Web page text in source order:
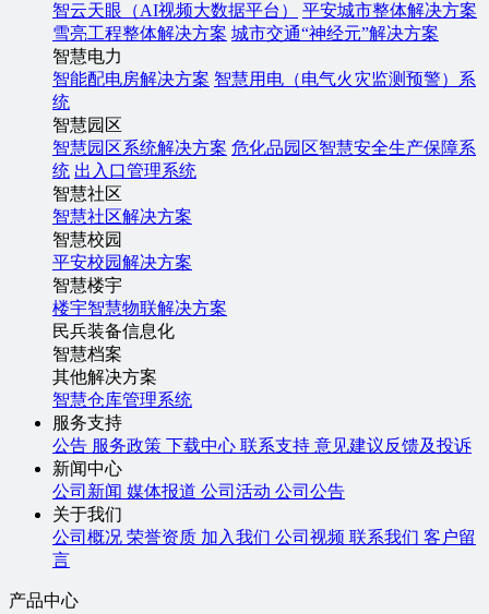
智云天眼（AI视频大数据平台）
平安城市整体解决方案
雪亮工程整体解决方案 城市交通“神经元”解决方案
智慧电力
智能配电房解决方案 智慧用电（电气火灾监测预警）系
统
智慧园区
智慧园区系统解决方案 危化品园区智慧安全生产保障系
统 出入口管理系统
智慧社区
智慧社区解决方案
智慧校园
平安校园解决方案
智慧楼宇
楼宇智慧物联解决方案
民兵装备信息化
智慧档案
其他解决方案
智慧仓库管理系统
服务支持
公告 服务政策 下载中心 联系支持 意见建议反馈及投诉
新闻中心
公司新闻 媒体报道 公司活动 公司公告
关于我们
公司概况 荣誉资质 加入我们 公司视频 联系我们 客户留
言
产品中心